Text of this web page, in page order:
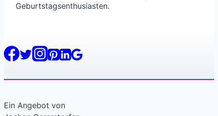
Geburtstagsenthusiasten.
Ein Angebot von